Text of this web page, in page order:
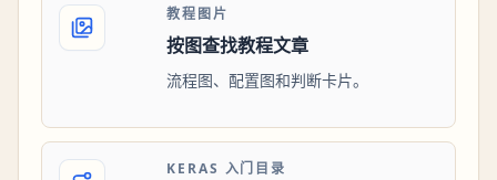
教程图片
按图查找教程文章
流程图、配置图和判断卡片。
KERAS 入门目录